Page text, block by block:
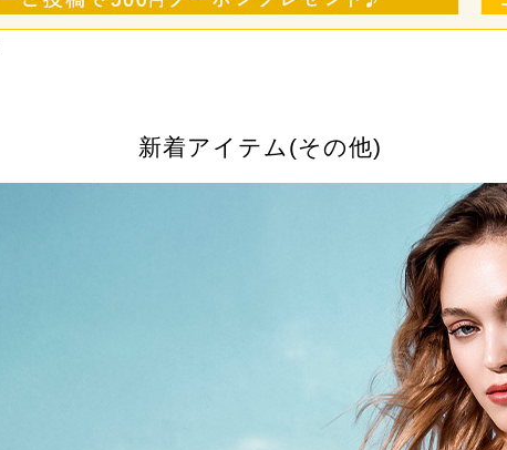
新着アイテム(その他)